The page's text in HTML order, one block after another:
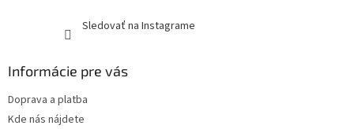
Sledovať na Instagrame
Informácie pre vás
Doprava a platba
Kde nás nájdete